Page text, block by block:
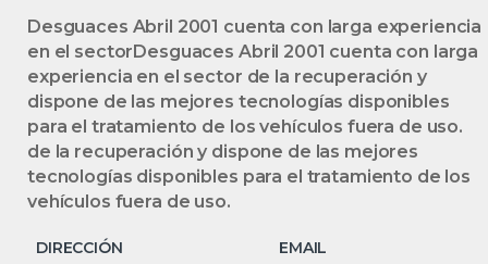
Desguaces Abril 2001 cuenta con larga experiencia
en el sectorDesguaces Abril 2001 cuenta con larga
experiencia en el sector de la recuperación y
dispone de las mejores tecnologías disponibles
para el tratamiento de los vehículos fuera de uso.
de la recuperación y dispone de las mejores
tecnologías disponibles para el tratamiento de los
vehículos fuera de uso.
DIRECCIÓN EMAIL